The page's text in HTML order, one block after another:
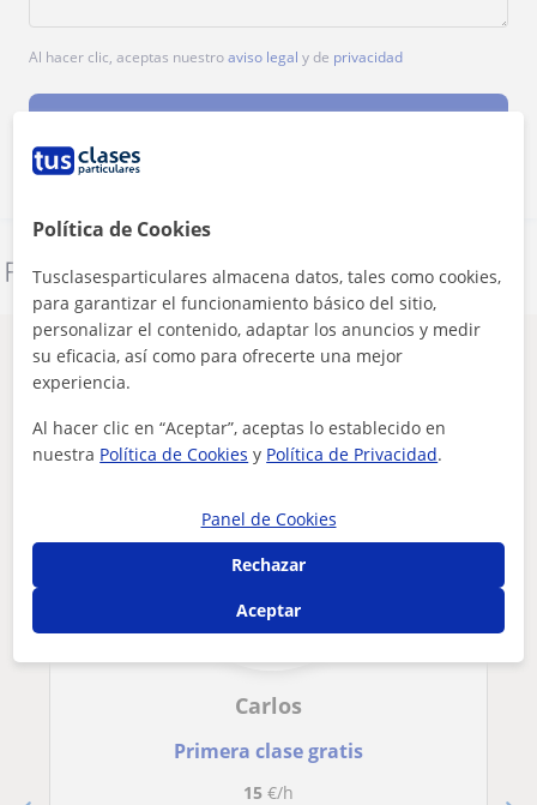
Al hacer clic, aceptas nuestroaviso legal y de privacidad
Denunciar este perfil
Otros profesores de Bateria en Ontinyent
que pueden interesarte
Carlos
Primera clase gratis
15€/h
Política de Cookies
Tusclasesparticulares almacena datos, tales como cookies,
para garantizar el funcionamiento básico del sitio,
personalizar el contenido, adaptar los anuncios y medir
su eficacia, así como para ofrecerte una mejor
experiencia.
Al hacer clic en “Aceptar”, aceptas lo establecido en
nuestra Política de Cookies y Política de Privacidad.
Panel de Cookies
Rechazar
Aceptar